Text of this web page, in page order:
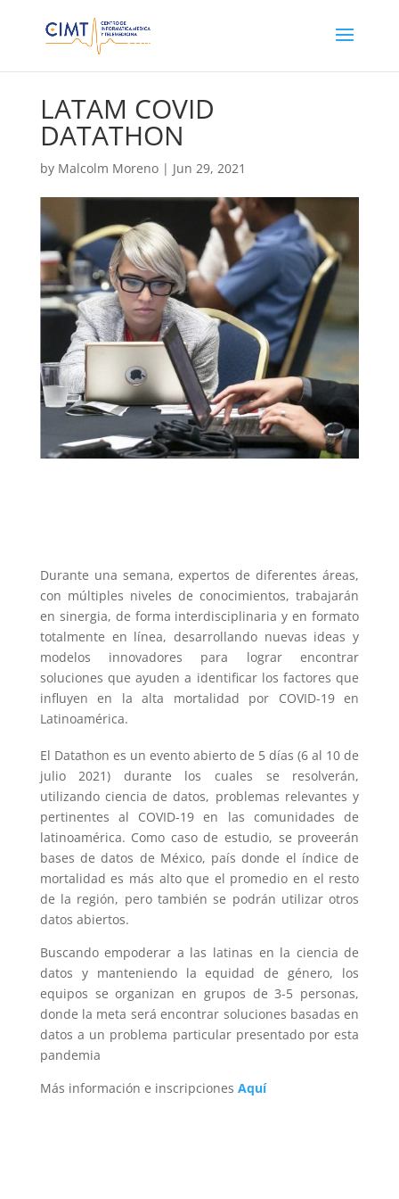
LATAM COVID
DATATHON
by Malcolm Moreno| Jun 29, 2021
Durante una semana, expertos de diferentes áreas,
con múltiples niveles de conocimientos, trabajarán
en sinergia, de forma interdisciplinaria y en formato
totalmente en línea, desarrollando nuevas ideas y
modelos innovadores para lograr encontrar
soluciones que ayuden a identificar los factores que
influyen en la alta mortalidad por COVID-19 en
Latinoamérica.
El Datathon es un evento abierto de 5 días (6 al 10 de
julio 2021) durante los cuales se resolverán,
utilizando ciencia de datos, problemas relevantes y
pertinentes al COVID-19 en las comunidades de
latinoamérica. Como caso de estudio, se proveerán
bases de datos de México, país donde el índice de
mortalidad es más alto que el promedio en el resto
de la región, pero también se podrán utilizar otros
datos abiertos.
Buscando empoderar a las latinas en la ciencia de
datos y manteniendo la equidad de género, los
equipos se organizan en grupos de 3-5 personas,
donde la meta será encontrar soluciones basadas en
datos a un problema particular presentado por esta
pandemia
Más información e inscripciones Aquí